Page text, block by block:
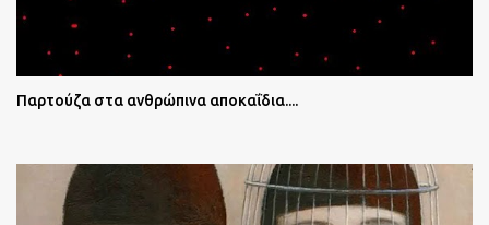
Παρτούζα στα ανθρώπινα αποκαΐδια....